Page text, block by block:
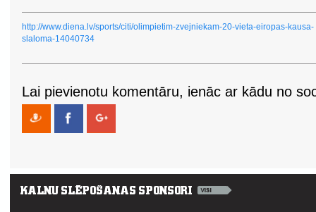
http://www.diena.lv/sports/citi/olimpietim-zvejniekam-20-vieta-eiropas-kausa-
slaloma-14040734
Lai pievienotu komentāru, ienāc ar kādu no